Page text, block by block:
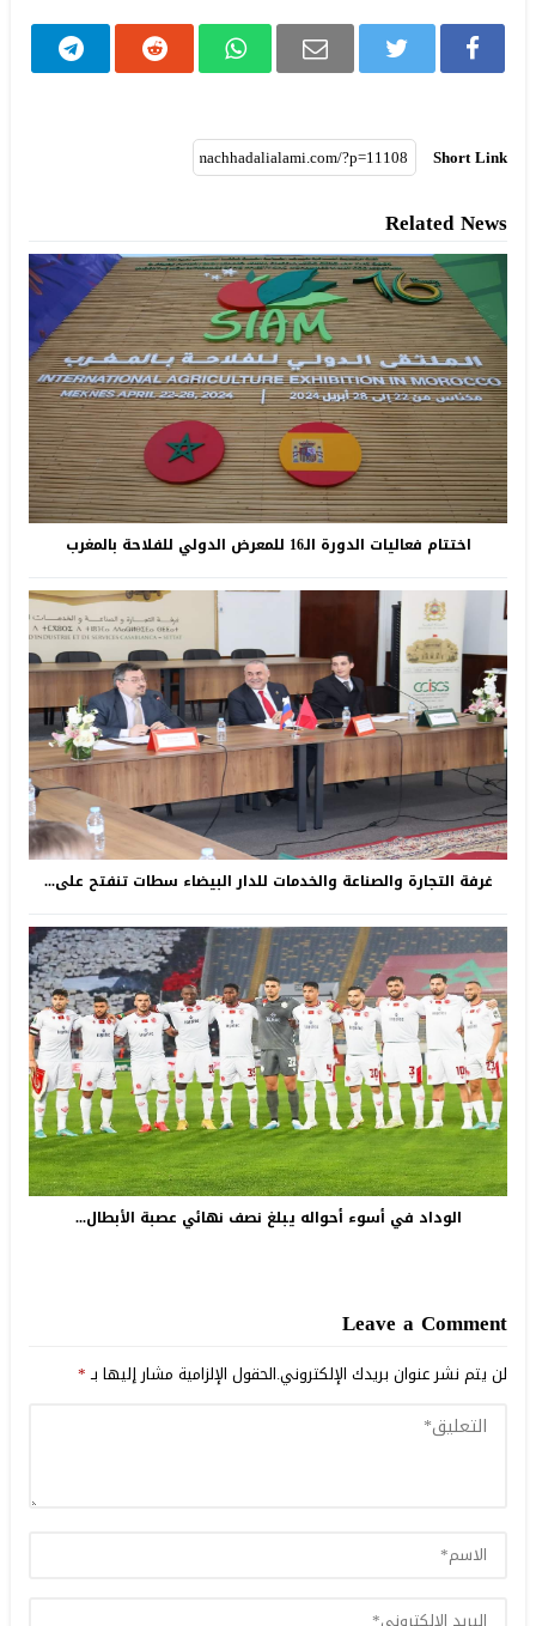
Short Link
Related News
اختتام فعاليات الدورة الـ16 للمعرض الدولي للفلاحة بالمغرب
غرفة التجارة والصناعة والخدمات للدار البيضاء سطات تنفتح على...
الوداد في أسوء أحواله يبلغ نصف نهائي عصبة الأبطال...
Leave a Comment
لن يتم نشر عنوان بريدك الإلكتروني.الحقول الإلزامية مشار إليها بـ*